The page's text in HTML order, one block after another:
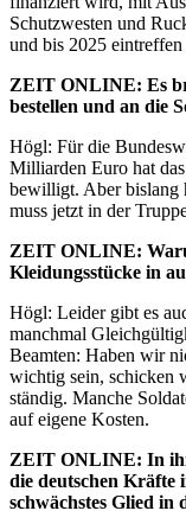
Schutzwesten und
und bis 2025 eintreffen
ZEIT ONLINE: Es
bestellen und an die
Högl: Für die
Milliarden Euro hat
bewilligt. Aber bislang
muss jetzt in der
ZEIT ONLINE:
Kleidungsstücke in
Högl: Leider gibt es
manchmal
Beamten: Haben wir
wichtig sein, schicken
ständig. Manche
auf eigene Kosten.
ZEIT ONLINE: In
die deutschen Kräfte
schwächstes Glied in